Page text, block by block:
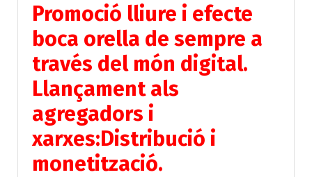
Promoció lliure i efecte
boca orella de sempre a
través del món digital.
Llançament als
agregadors i
xarxes:Distribució i
monetització.